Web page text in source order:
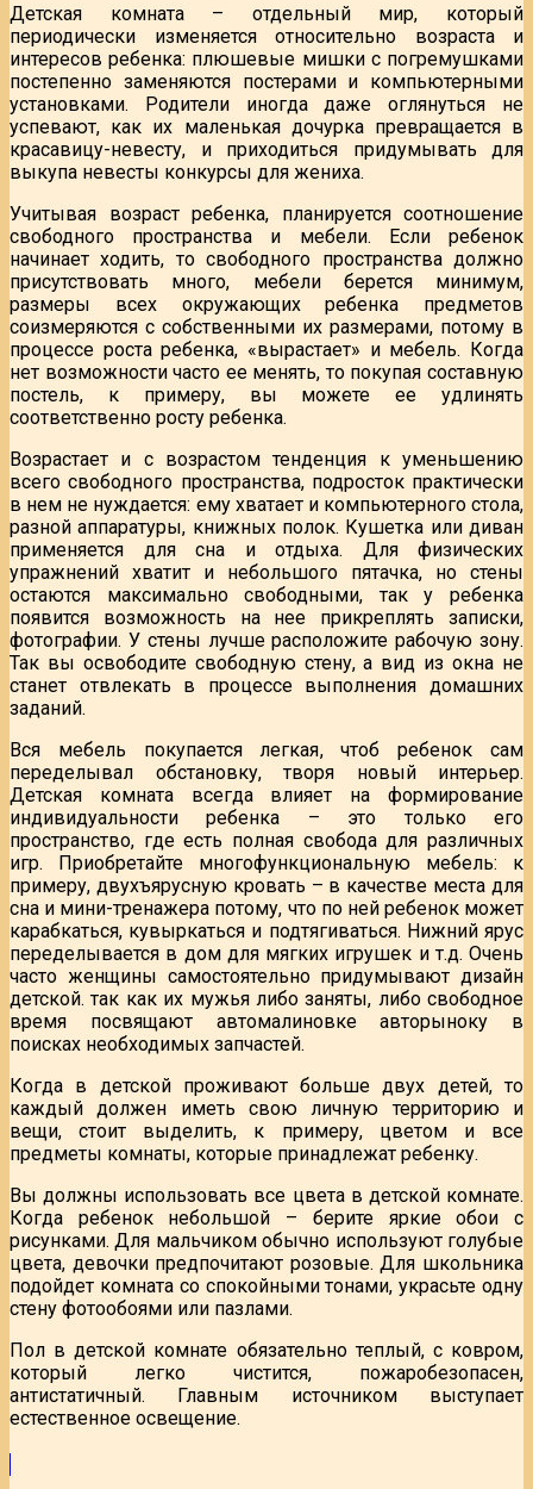
Детская комната – отдельный мир, который
периодически изменяется относительно возраста и
интересов ребенка: плюшевые мишки с погремушками
постепенно заменяются постерами и компьютерными
установками. Родители иногда даже оглянуться не
успевают, как их маленькая дочурка превращается в
красавицу-невесту, и приходиться придумывать для
выкупа невесты конкурсы для жениха.
Учитывая возраст ребенка, планируется соотношение
свободного пространства и мебели. Если ребенок
начинает ходить, то свободного пространства должно
присутствовать много, мебели берется минимум,
размеры всех окружающих ребенка предметов
соизмеряются с собственными их размерами, потому в
процессе роста ребенка, «вырастает» и мебель. Когда
нет возможности часто ее менять, то покупая составную
постель, к примеру, вы можете ее удлинять
соответственно росту ребенка.
Возрастает и с возрастом тенденция к уменьшению
всего свободного пространства, подросток практически
в нем не нуждается: ему хватает и компьютерного стола,
разной аппаратуры, книжных полок. Кушетка или диван
применяется для сна и отдыха. Для физических
упражнений хватит и небольшого пятачка, но стены
остаются максимально свободными, так у ребенка
появится возможность на нее прикреплять записки,
фотографии. У стены лучше расположите рабочую зону.
Так вы освободите свободную стену, а вид из окна не
станет отвлекать в процессе выполнения домашних
заданий.
Вся мебель покупается легкая, чтоб ребенок сам
переделывал обстановку, творя новый интерьер.
Детская комната всегда влияет на формирование
индивидуальности ребенка – это только его
пространство, где есть полная свобода для различных
игр. Приобретайте многофункциональную мебель: к
примеру, двухъярусную кровать – в качестве места для
сна и мини-тренажера потому, что по ней ребенок может
карабкаться, кувыркаться и подтягиваться. Нижний ярус
переделывается в дом для мягких игрушек и т.д. Очень
часто женщины самостоятельно придумывают дизайн
детской. так как их мужья либо заняты, либо свободное
время посвящают автомалиновке авторыноку в
поисках необходимых запчастей.
Когда в детской проживают больше двух детей, то
каждый должен иметь свою личную территорию и
вещи, стоит выделить, к примеру, цветом и все
предметы комнаты, которые принадлежат ребенку.
Вы должны использовать все цвета в детской комнате.
Когда ребенок небольшой – берите яркие обои с
рисунками. Для мальчиком обычно используют голубые
цвета, девочки предпочитают розовые. Для школьника
подойдет комната со спокойными тонами, украсьте одну
стену фотообоями или пазлами.
Пол в детской комнате обязательно теплый, с ковром,
который легко чистится, пожаробезопасен,
антистатичный. Главным источником выступает
естественное освещение.